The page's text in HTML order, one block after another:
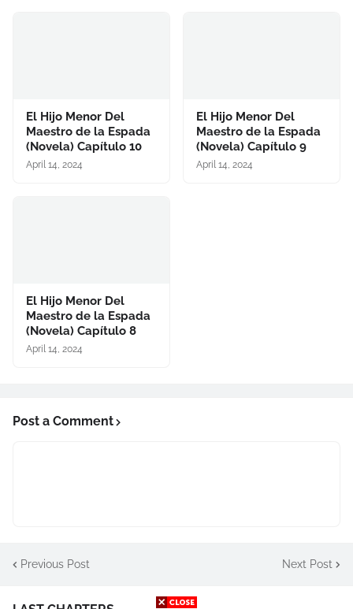
El Hijo Menor Del
Maestro de la Espada
(Novela) Capítulo 10
April 14, 2024
El Hijo Menor Del
Maestro de la Espada
(Novela) Capítulo 9
April 14, 2024
El Hijo Menor Del
Maestro de la Espada
(Novela) Capítulo 8
April 14, 2024
Post a Comment
Previous Post Next Post